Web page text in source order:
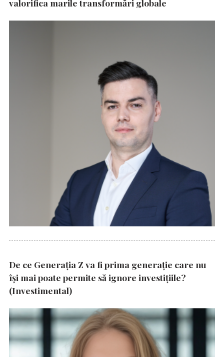
valorifica marile transformări globale
De ce Generația Z va fi prima generație care nu
își mai poate permite să ignore investițiile?
(Investimental)